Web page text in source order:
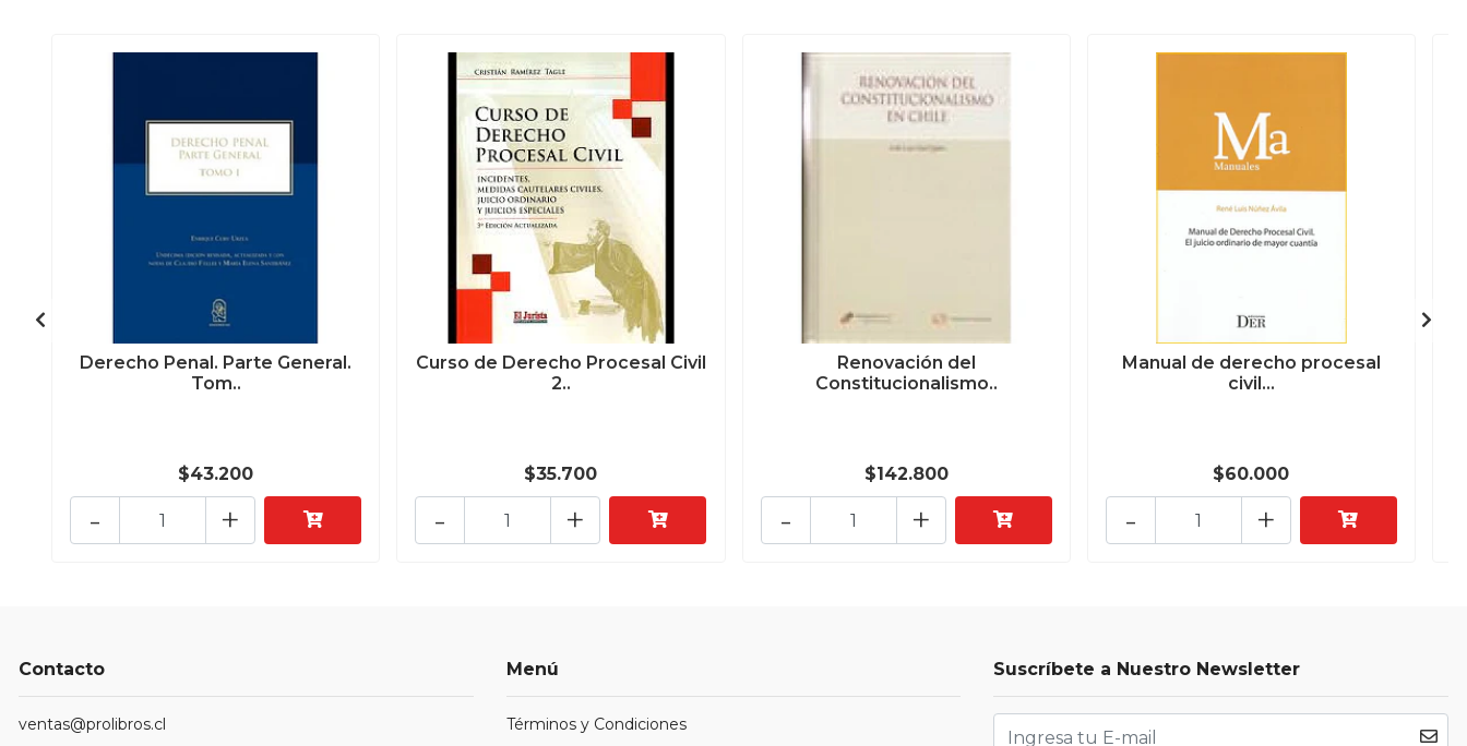
Derecho Penal. Parte General.
Tom..
$43.200
+
-
Curso de Derecho Procesal Civil
2..
$35.700
+
-
Renovación del
Constitucionalismo..
$142.800
+
-
Manual de derecho procesal
civil...
$60.000
+
-
Contacto
ventas@prolibros.cl
Menú
Términos y Condiciones
Suscríbete a Nuestro Newsletter